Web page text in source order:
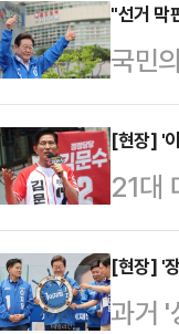
사랑
힘 대
기를
광훈
호 전
전 부
"선거 막
국민
과 유
흔들
후보
보와
한 화
로 풀
[현장] '
21대
'90시
상북
불어
[현장] '
과거 '